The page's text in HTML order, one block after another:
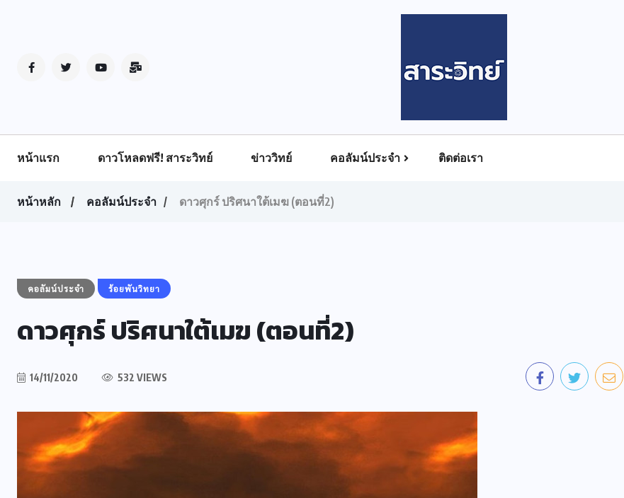
หน้าแรก ดาวโหลดฟรี! สาระวิทย์ ข่าววิทย์ คอลัมน์ประจำ ติดต่อเรา
หน้าหลัก คอลัมน์ประจำ ดาวศุกร์ ปริศนาใต้เมฆ (ตอนที่2)
คอลัมน์ประจำ ร้อยพันวิทยา
ดาวศุกร์ ปริศนาใต้เมฆ (ตอนที่2)
14/11/2020 532 VIEWS
MIT ร่วมมือ Samsung ปลดล็อก
ขีดจำกัดไดโอดเปล่งแสงควอน
ตัมดอต ยืดอายุการใช้งานพุ่ง